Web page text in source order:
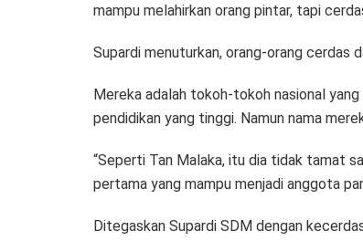
mampu melahirkan orang pintar, tapi
Supardi menuturkan, orang-orang cerdas
Mereka adalah tokoh-tokoh nasional
pendidikan yang tinggi. Namun nama
“Seperti Tan Malaka, itu dia tidak tamat
pertama yang mampu menjadi anggota
Ditegaskan Supardi SDM dengan